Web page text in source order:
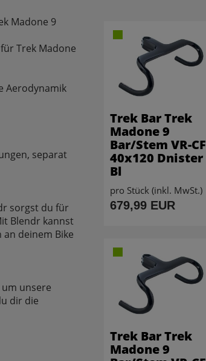
Madone 9
Trek Madone
Aerodynamik
separat
sorgst du für
Blendr kannst
deinem Bike
um unsere
dir die
Trek Bar Trek
Madone 9
Bar/Stem VR-CF
40x120 Dnister
Bl
pro Stück (inkl. MwSt.)
679,99 EUR
Trek Bar Trek
Madone 9